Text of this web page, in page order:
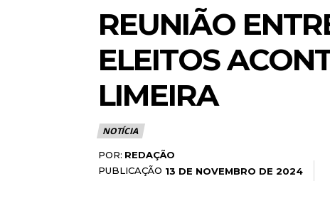
REUNIÃO
ELEITOS
LIMEIRA
NOTÍCIA
POR: REDAÇÃO
PUBLICAÇÃO 13 DE NOVEMBRO DE 2024